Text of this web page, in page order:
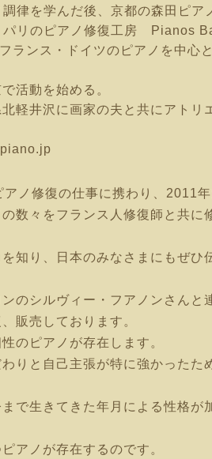
律を学んだ後、京都の森田ピア
パリのピアノ修復工房 Pianos
ランス・ドイツのピアノを中心
活動を始める。
軽井沢に画家の夫と共にアトリ
ノ修復の仕事に携わり、2011年
数々をフランス人修復師と共に
知り、日本のみなさまにもぜひ
のシルヴィー・フアノンさんと
販売しております。
のピアノが存在します。
りと自己主張が特に強かったた
で生きてきた年月による性格が
アノが存在するのです。